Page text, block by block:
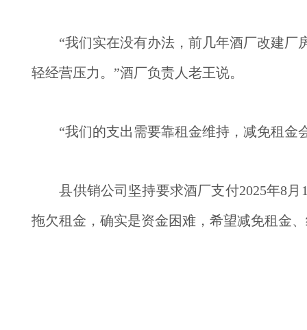
“我们实在没有办法，前几年酒厂改建厂
轻经营压力。”酒厂负责人老王说。
“我们的支出需要靠租金维持，减免租金
县供销公司坚持要求酒厂支付2025年8月1
拖欠租金，确实是资金困难，希望减免租金